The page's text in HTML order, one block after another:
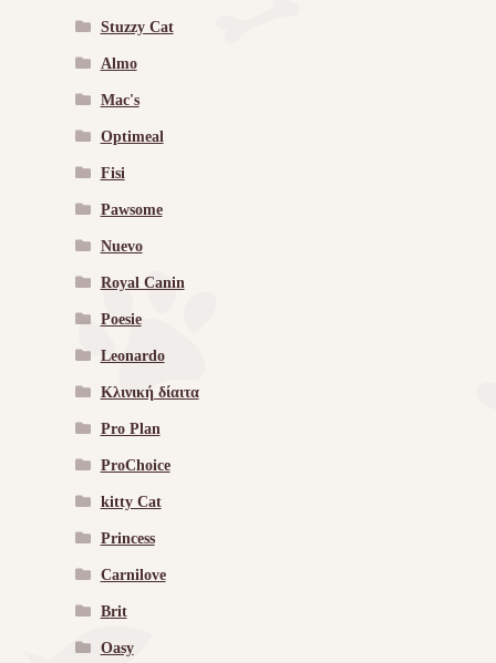
Stuzzy Cat
Almo
Mac's
Optimeal
Fisi
Pawsome
Nuevo
Royal Canin
Poesie
Leonardo
Κλινική δίαιτα
Pro Plan
ProChoice
kitty Cat
Princess
Carnilove
Brit
Oasy